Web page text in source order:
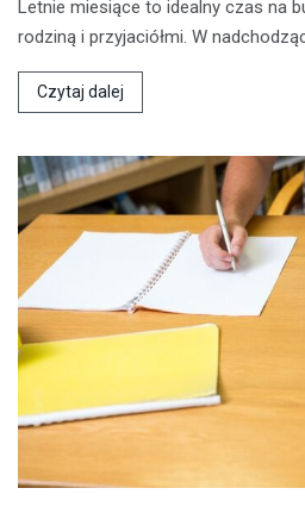
Letnie miesiące to idealny czas na
rodziną i przyjaciółmi. W
Czytaj dalej